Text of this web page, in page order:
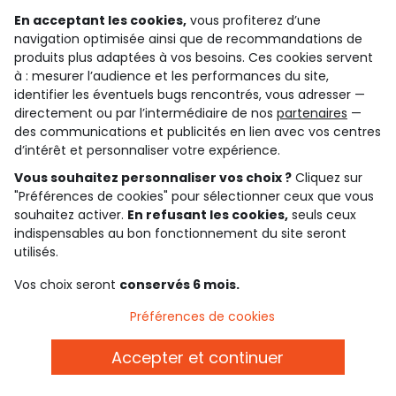
Rejoignez la communauté !
4.6/5
Basé sur 7 343 avis soumis à un contrôle
Voir l’attestation de confiance
Consulter les CGU
Téléchargez notre application
Découvrir notre application
besoin d'aide ?
le club fidélité
En acceptant les cookies, vous profiterez d’une
navigation optimisée ainsi que de recommandations de
produits plus adaptées à vos besoins. Ces cookies servent
à : mesurer l’audience et les performances du site,
identifier les éventuels bugs rencontrés, vous adresser —
directement ou par l’intermédiaire de nos partenaires —
des communications et publicités en lien avec vos centres
d’intérêt et personnaliser votre expérience.
Vous souhaitez personnaliser vos choix ? Cliquez sur
"Préférences de cookies" pour sélectionner ceux que vous
souhaitez activer. En refusant les cookies, seuls ceux
indispensables au bon fonctionnement du site seront
utilisés.
Vos choix seront conservés 6 mois.
Préférences de cookies
Accepter et continuer